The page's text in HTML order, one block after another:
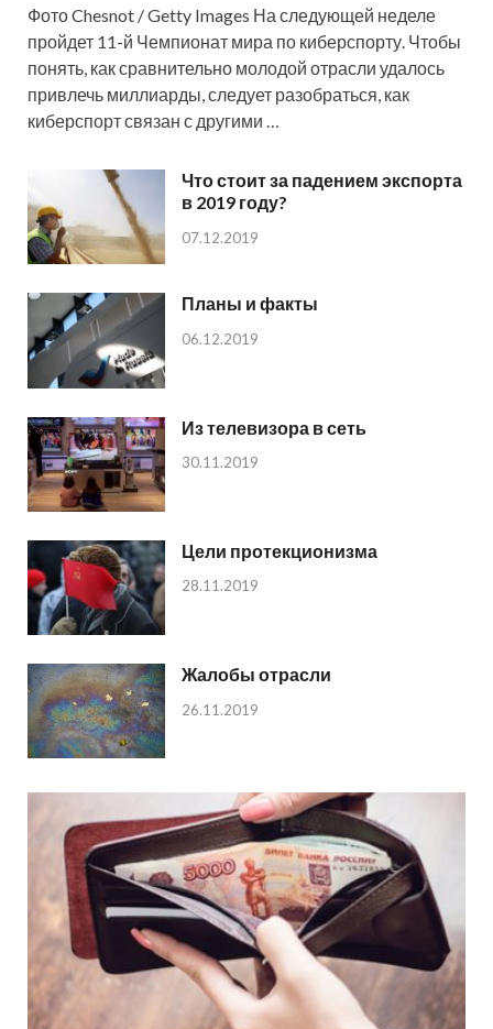
Фото Chesnot / Getty Images На следующей неделе
пройдет 11-й Чемпионат мира по киберспорту. Чтобы
понять, как сравнительно молодой отрасли удалось
привлечь миллиарды, следует разобраться, как
киберспорт связан с другими …
Что стоит за падением экспорта
в 2019 году?
07.12.2019
Планы и факты
06.12.2019
Из телевизора в сеть
30.11.2019
Цели протекционизма
28.11.2019
Жалобы отрасли
26.11.2019